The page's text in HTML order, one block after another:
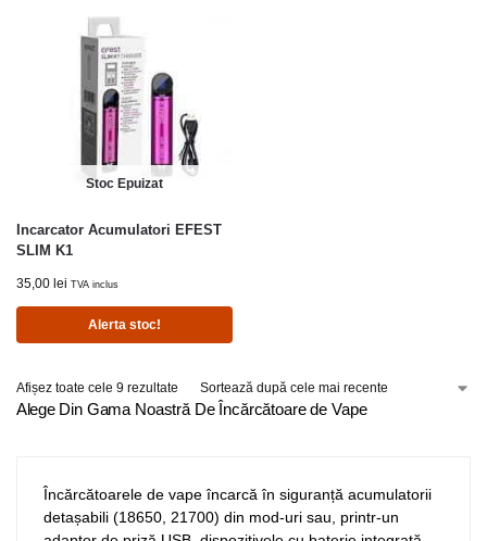
Stoc Epuizat
Incarcator Acumulatori EFEST
SLIM K1
35,00 lei TVA inclus
Alerta stoc!
Afișez toate cele 9 rezultate
Alege Din Gama Noastră De Încărcătoare de Vape
Încărcătoarele de vape încarcă în siguranță acumulatorii
detașabili (18650, 21700) din mod-uri sau, printr-un